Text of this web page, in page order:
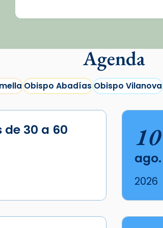
Agenda
Obispo AbadíasObispo Vilanova
30 a 60
10
ago.
2026